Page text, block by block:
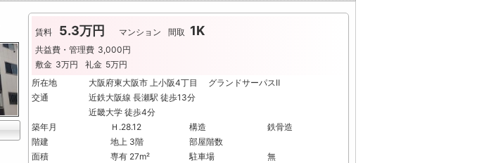
賃料 5.3万円 マンション 間取 1K
共益費・管理費 3,000円
敷金 3万円 礼金 5万円
所在地
大阪府東大阪市 上小阪4丁目 グランドサーパスⅡ
交通
近鉄大阪線 長瀬駅 徒歩13分
近畿大学 徒歩4分
築年月
Ｈ.28.12 構造
鉄骨造
階建
地上 3階
部屋階数
面積
専有 27m² 駐車場
無